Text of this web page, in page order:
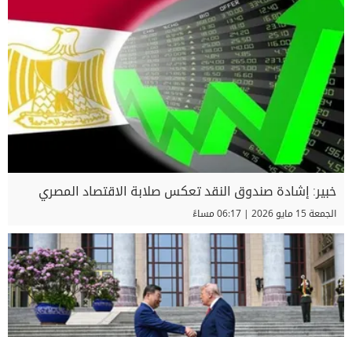
خبير: إشادة صندوق النقد تعكس صلابة الاقتصاد المصري
الجمعة 15 مايو 2026 | 06:17 مساءً